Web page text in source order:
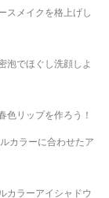
スメイクを格上げし
泡でほぐし洗顔しよ
色リップを作ろう！
カラーに合わせたア
カラーアイシャドウ